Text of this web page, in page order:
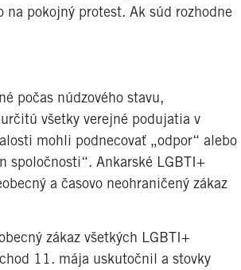
pokojný protest. Ak súd rozhodne
počas núdzového stavu,
všetky verejné podujatia v
mohli podnecovať „odpor“ alebo
spoločnosti“. Ankarské LGBTI+
a časovo neohraničený zákaz
zákaz všetkých LGBTI+
11. mája uskutočnil a stovky